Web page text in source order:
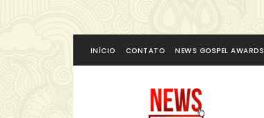
INÍCIO CONTATO NEWS GOSPEL AWARDS